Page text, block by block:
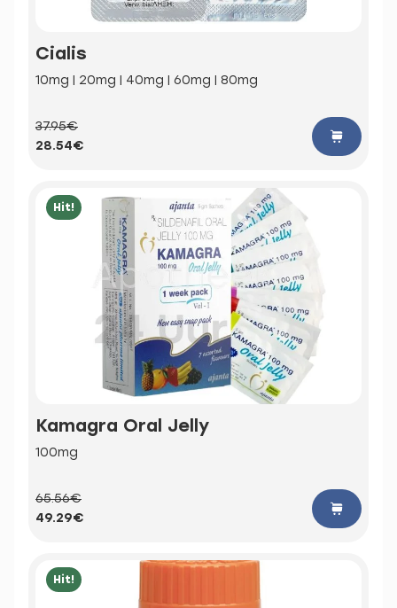
Cialis
10mg | 20mg | 40mg | 60mg | 80mg
37.95€
28.54€
Hit!
Kamagra Oral Jelly
100mg
65.56€
49.29€
Hit!